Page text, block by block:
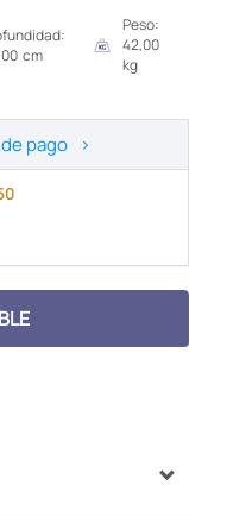
cm
Peso:
42,00
kg
pago >